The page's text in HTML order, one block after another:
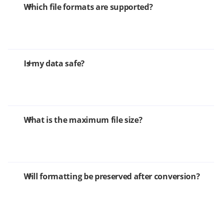
Which file formats are supported?
Is my data safe?
What is the maximum file size?
Will formatting be preserved after conversion?